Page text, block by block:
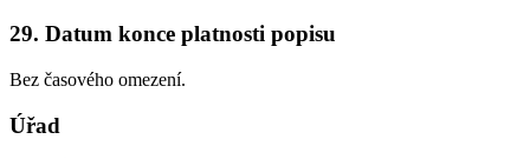
29. Datum konce platnosti popisu
Bez časového omezení.
Úřad